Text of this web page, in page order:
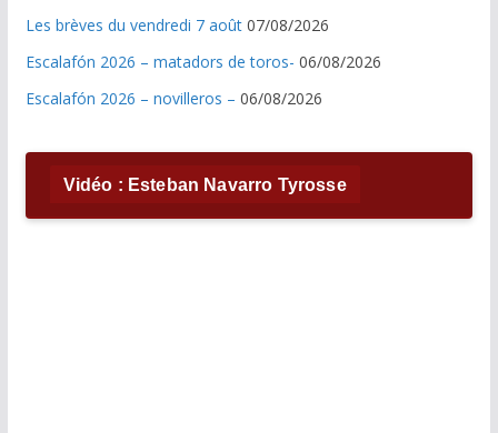
Les brèves du vendredi 7 août 07/08/2026
Escalafón 2026 – matadors de toros- 06/08/2026
Escalafón 2026 – novilleros – 06/08/2026
Vidéo : Esteban Navarro Tyrosse